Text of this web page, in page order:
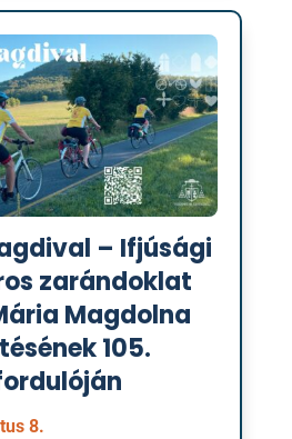
– Ifjúsági
zarándoklat
Magdolna
105.
8.